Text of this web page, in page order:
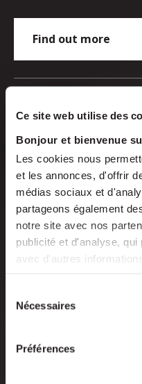
Ce site web utilise des
Bonjour et bienvenue
Les cookies nous
et les annonces, d'offrir
médias sociaux et
partageons également
notre site avec nos
publicité et d'analyse,
avec d'autres
Nécessaires
Préférences
Find out more
www.steliau-
Steliau
Steliau is a supplier of